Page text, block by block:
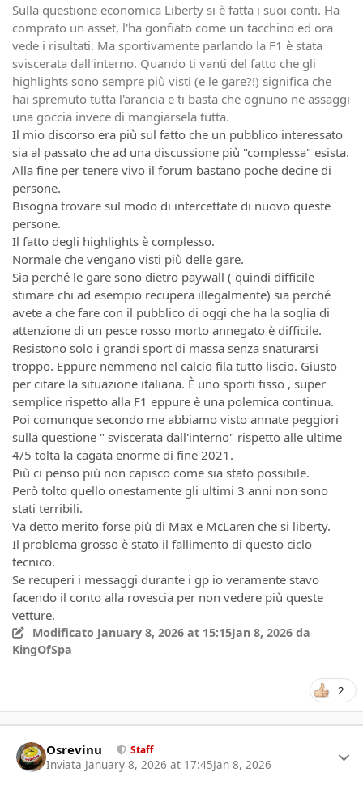
Sulla questione economica Liberty si è fatta i suoi conti. Ha
comprato un asset, l'ha gonfiato come un tacchino ed ora
vede i risultati. Ma sportivamente parlando la F1 è stata
sviscerata dall'interno. Quando ti vanti del fatto che gli
highlights sono sempre più visti (e le gare?!) significa che
hai spremuto tutta l'arancia e ti basta che ognuno ne assaggi
una goccia invece di mangiarsela tutta.
Il mio discorso era più sul fatto che un pubblico interessato
sia al passato che ad una discussione più "complessa" esista.
Alla fine per tenere vivo il forum bastano poche decine di
persone.
Bisogna trovare sul modo di intercettate di nuovo queste
persone.
Il fatto degli highlights è complesso.
Normale che vengano visti più delle gare.
Sia perché le gare sono dietro paywall ( quindi difficile
stimare chi ad esempio recupera illegalmente) sia perché
avete a che fare con il pubblico di oggi che ha la soglia di
attenzione di un pesce rosso morto annegato è difficile.
Resistono solo i grandi sport di massa senza snaturarsi
troppo. Eppure nemmeno nel calcio fila tutto liscio. Giusto
per citare la situazione italiana. È uno sporti fisso , super
semplice rispetto alla F1 eppure è una polemica continua.
Poi comunque secondo me abbiamo visto annate peggiori
sulla questione " sviscerata dall'interno" rispetto alle ultime
4/5 tolta la cagata enorme di fine 2021.
Più ci penso più non capisco come sia stato possibile.
Però tolto quello onestamente gli ultimi 3 anni non sono
stati terribili.
Va detto merito forse più di Max e McLaren che si liberty.
Il problema grosso è stato il fallimento di questo ciclo
tecnico.
Se recuperi i messaggi durante i gp io veramente stavo
facendo il conto alla rovescia per non vedere più queste
vetture.
Modificato January 8, 2026 at 15:15Jan 8, 2026 da
KingOfSpa
2
Osrevinu Staff
Inviata January 8, 2026 at 17:45Jan 8, 2026